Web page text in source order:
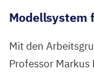
Modellsystem
Mit den
Professor